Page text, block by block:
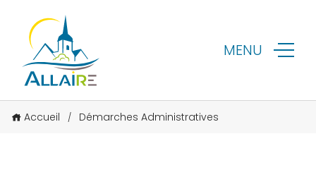
MENU
Accueil / Démarches Administratives